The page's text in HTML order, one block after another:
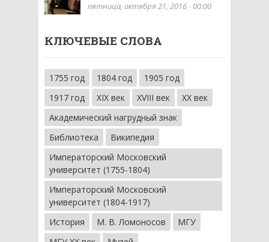
пятница, октября 21, 2016 - 00:00
КЛЮЧЕВЫЕ СЛОВА
1755 год 1804 год
1905 год
1917 год
XIX век XVIII век
XX век
Академический нагрудный знак
Библиотека
Википедия
Императорский Московский
университет (1755-1804)
Императорский Московский
университет (1804-1917)
История
М. В. Ломоносов
МГУ